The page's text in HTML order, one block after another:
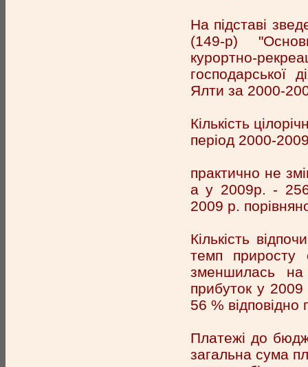
На підставі
(149-р)
курортно-
господарської
Ялти за 2000-
Кількість
період 2000-
практично не
а у 2009р. -
2009 р.
Кількість
темп приросту
зменшилась
прибуток у
56 % відповідно
Платежі до
загальна сума